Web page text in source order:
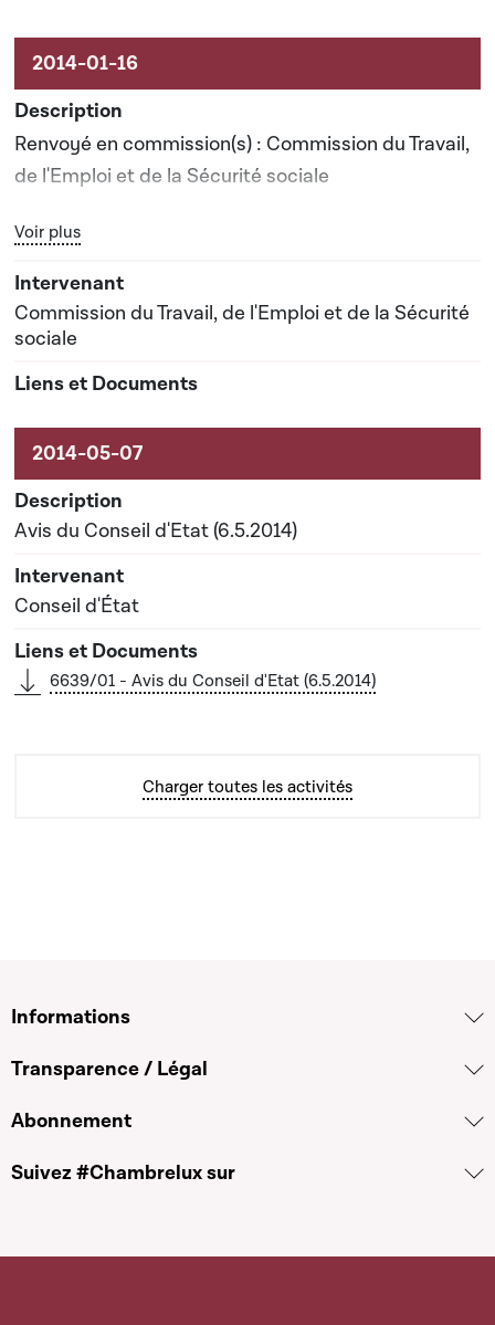
Renvoyé en commission(s) : Commission du Travail,
de l'Emploi et de la Sécurité sociale
Date prévisionnelle du rapport de commission : 28-
05-2014
Bouton graphique servant à afficher ou cacher tous les
Voir plus
Commission du Travail, de l'Emploi et de la Sécurité
sociale
Avis du Conseil d'Etat (6.5.2014)
Conseil d'État
6639/01 - Avis du Conseil d'Etat (6.5.2014)
Charger toutes les activités
Informations
Transparence / Légal
Abonnement
Suivez #Chambrelux sur